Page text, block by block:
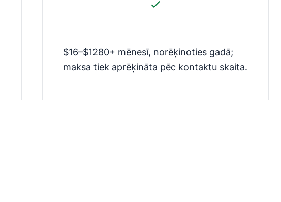
$16–$1280+ mēnesī, norēķinoties gadā;
maksa tiek aprēķināta pēc kontaktu skaita.